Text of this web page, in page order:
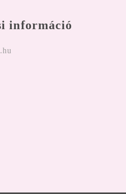
információ